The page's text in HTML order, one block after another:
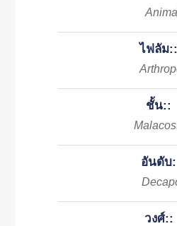
ไฟลัม::
ชั้น::
อันดับ:
วงศ์::